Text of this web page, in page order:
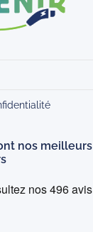
nos meilleurs